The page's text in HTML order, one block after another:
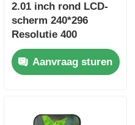
2.01 inch rond LCD-
scherm 240*296
Resolutie 400
Helderheid SPI
Interface Driver IC
ST7789
Aanvraag sturen